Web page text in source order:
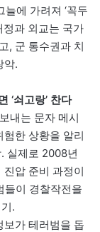
늘에 가려져 ‘꼭두
정과 외교는 국가
, 군 통수권과 치
악.
‘쇠고랑’ 찬다
내는 문자 메시
한 상황을 알리
실제로 2008년
압 준비 과정이
들이 경찰작전을
.
가 테러범을 돕